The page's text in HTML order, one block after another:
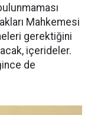
Mahkemesi
gerektiğini
içerideler.
de